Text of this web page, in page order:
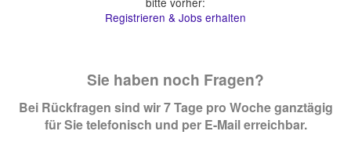
Registrieren & Jobs erhalten
Sie haben noch Fragen?
Bei Rückfragen sind wir 7 Tage pro Woche ganztägig
für Sie telefonisch und per E-Mail erreichbar.